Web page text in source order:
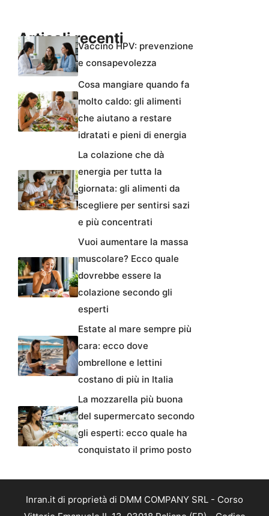
Articoli recentiVaccino HPV: prevenzione
e consapevolezza
Cosa mangiare quando fa
molto caldo: gli alimenti
che aiutano a restare
idratati e pieni di energia
La colazione che dà
energia per tutta la
giornata: gli alimenti da
scegliere per sentirsi sazi
e più concentrati
Vuoi aumentare la massa
muscolare? Ecco quale
dovrebbe essere la
colazione secondo gli
esperti
Estate al mare sempre più
cara: ecco dove
ombrellone e lettini
costano di più in Italia
La mozzarella più buona
del supermercato secondo
gli esperti: ecco quale ha
conquistato il primo posto
Inran.it di proprietà di DMM COMPANY SRL - Corso